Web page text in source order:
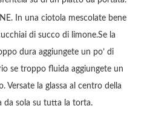
In una ciotola mescolate bene
di succo di limone.Se la
dura aggiungete un po’ di
se troppo fluida aggiungete un
Versate la glassa al centro della
da sola su tutta la torta.